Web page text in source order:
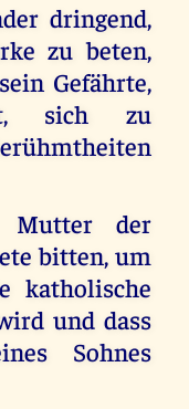
dringend,
zu beten,
Gefährte,
sich zu
der
bitten, um
katholische
und dass
Sohnes